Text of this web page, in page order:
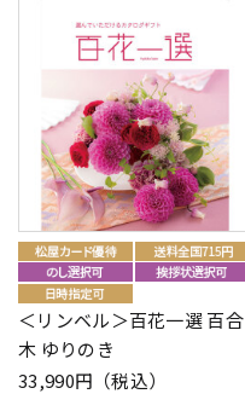
＜リンベル＞百花一選 百合
木 ゆりのき
33,990円（税込）